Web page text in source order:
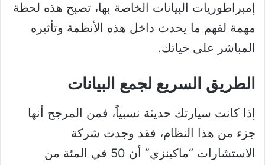
إمبراطوريات البيانات الخاصة بها، تصبح هذه لحظة
مهمة لفهم ما يحدث داخل هذه الأنظمة وتأثيره
المباشر على حياتك.
الطريق السريع لجمع البيانات
إذا كانت سيارتك حديثة نسبياً، فمن المرجح أنها
جزء من هذا النظام، فقد وجدت شركة
الاستشارات “ماكينزي” أن 50 في المئة من